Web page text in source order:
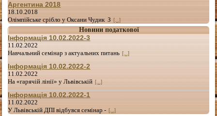
Аргентина 2018
18.10.2018
Олімпійське срібло у Оксани Чудик З [...]
Новини податкової
Інформація 10.02.2022-3
11.02.2022
Навчальний семінар з актуальних питань [...]
Інформація 10.02.2022-2
11.02.2022
На «гарячій лінії» у Львівській [...]
Інформація 10.02.2022-1
11.02.2022
У Львівській ДПІ відбувся семінар - [...]